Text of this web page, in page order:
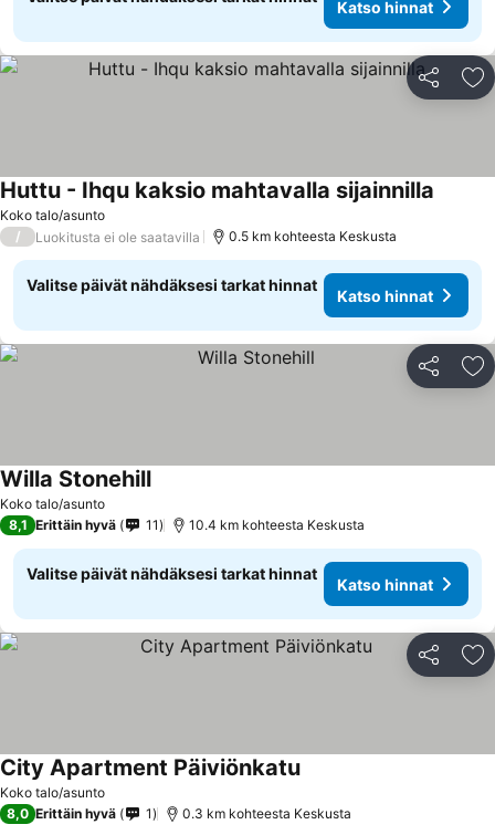
Katso hinnat
Jaa
Koko talo/asunto
Huttu - Ihqu kaksio mahtavalla sijainnilla
/ Luokitusta ei ole saatavilla 0.5 km kohteesta Keskusta
Valitse päivät nähdäksesi tarkat hinnat
Katso hinnat
Jaa
Koko talo/asunto
Willa StonehillKatso hinnat
8,1 Erittäin hyvä 11 10.4 km kohteesta Keskusta
Valitse päivät nähdäksesi tarkat hinnat
Katso hinnat
Jaa
Koko talo/asunto
City Apartment PäiviönkatuKatso hinnat
8,0 Erittäin hyvä 1 0.3 km kohteesta Keskusta